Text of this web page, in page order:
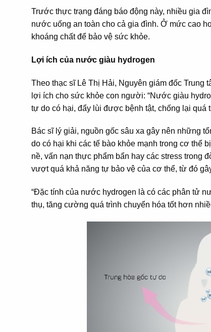
Trước thực trạng đáng báo động này, nhiều gia
nước uống an toàn cho cả gia đình. Ở mức cao
khoáng chất để bảo vệ sức khỏe.
Lợi ích của nước giàu hydrogen
Theo thạc sĩ Lê Thị Hải, Nguyên giám đốc
lợi ích cho sức khỏe con người: “Nước giàu
tự do có hại, đẩy lùi được bệnh tật, chống lại
Bác sĩ lý giải, nguồn gốc sâu xa gây nên những
do có hại khi các tế bào khỏe mạnh trong cơ thể
nề, vấn nạn thực phẩm bẩn hay các stress trong
vượt quá khả năng tự bảo vệ của cơ thể, từ đó
“Đặc tính của nước hydrogen là có các phân tử
thụ, tăng cường quá trình chuyển hóa tốt hơn